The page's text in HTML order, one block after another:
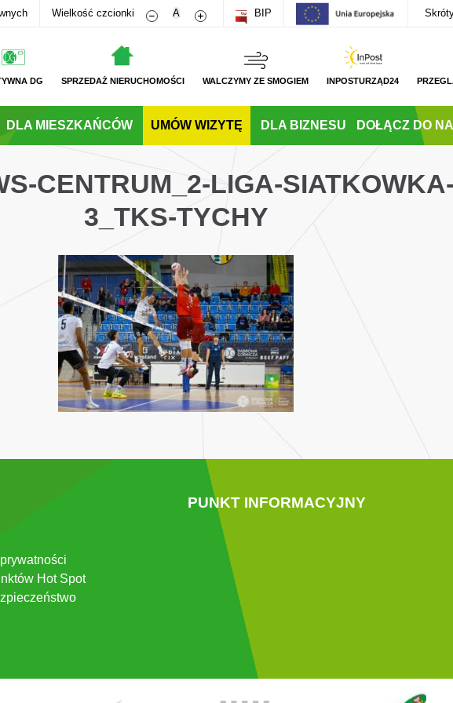
Wielkość czcionki Zmniejsz rozmiar czcionki
A Zwiększ rozmiar czcionki
BIP
DG SPRZEDAŻ NIERUCHOMOŚCI WALCZYMY ZE SMOGIEM INPOSTURZĄD24
DLA MIESZKAŃCÓW UMÓW WIZYTĘ DLA BIZNESU DOŁĄCZ DO
CENTRUM_2-LIGA-
3_TKS-TYCHY
Hot Spot
PUNKT INFORMACYJNY